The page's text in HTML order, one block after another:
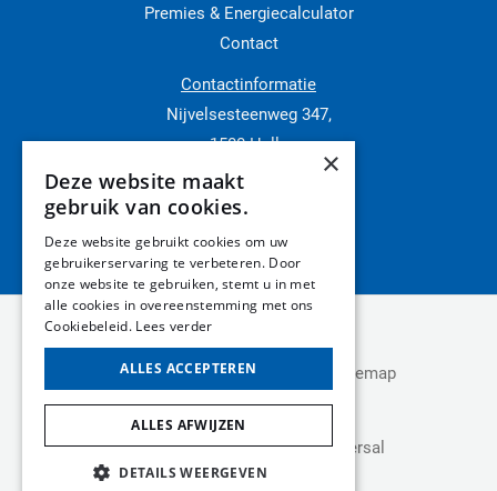
Premies & Energiecalculator
Contact
Contactinformatie
Nijvelsesteenweg 347,
1500 Halle
02 511 11 91
0469 19 22 77
Brian@osbk.be
Copyright © 2026 OSBK
Privacy Policy-Cookie Policy Sitemap
Website laten makendoor Conversal
×
Deze website maakt
gebruik van cookies.
Deze website gebruikt cookies om uw
gebruikerservaring te verbeteren. Door
onze website te gebruiken, stemt u in met
alle cookies in overeenstemming met ons
Cookiebeleid. Lees verder
ALLES ACCEPTEREN
ALLES AFWIJZEN
DETAILS WEERGEVEN